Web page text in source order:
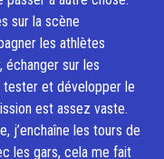
sur la scène
les athlètes
échanger sur les
et développer le
est assez vaste.
j’enchaîne les tours de
les gars, cela me fait